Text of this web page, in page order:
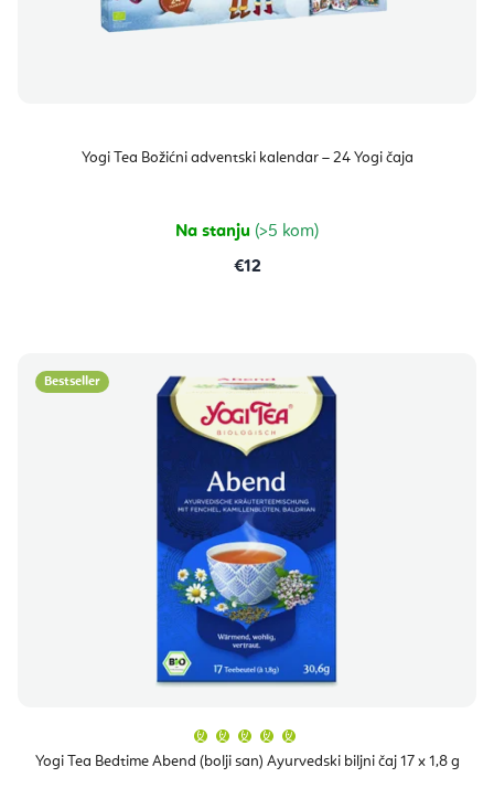
Yogi Tea Božićni adventski kalendar – 24 Yogi čaja
Na stanju (>5 kom)
€12
Bestseller
Yogi Tea Bedtime Abend (bolji san) Ayurvedski biljni čaj 17 x 1,8 g
proizvoda
je